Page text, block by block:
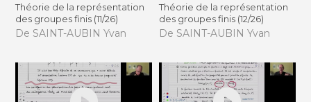
Théorie de la représentation
des groupes finis (11/26)
De SAINT-AUBIN Yvan
Théorie de la représentation
des groupes finis (12/26)
De SAINT-AUBIN Yvan